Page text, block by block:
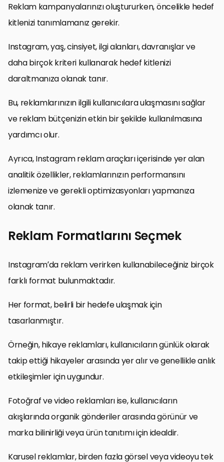
Reklam kampanyalarınızı oluştururken, öncelikle hedef
kitlenizi tanımlamanız gerekir.
Instagram, yaş, cinsiyet, ilgi alanları, davranışlar ve
daha birçok kriteri kullanarak hedef kitlenizi
daraltmanıza olanak tanır.
Bu, reklamlarınızın ilgili kullanıcılara ulaşmasını sağlar
ve reklam bütçenizin etkin bir şekilde kullanılmasına
yardımcı olur.
Ayrıca, Instagram reklam araçları içerisinde yer alan
analitik özellikler, reklamlarınızın performansını
izlemenize ve gerekli optimizasyonları yapmanıza
olanak tanır.
Reklam Formatlarını Seçmek
Instagram’da reklam verirken kullanabileceğiniz birçok
farklı format bulunmaktadır.
Her format, belirli bir hedefe ulaşmak için
tasarlanmıştır.
Örneğin, hikaye reklamları, kullanıcıların günlük olarak
takip ettiği hikayeler arasında yer alır ve genellikle anlık
etkileşimler için uygundur.
Fotoğraf ve video reklamları ise, kullanıcıların
akışlarında organik gönderiler arasında görünür ve
marka bilinirliği veya ürün tanıtımı için idealdir.
Karusel reklamlar, birden fazla görsel veya videoyu tek